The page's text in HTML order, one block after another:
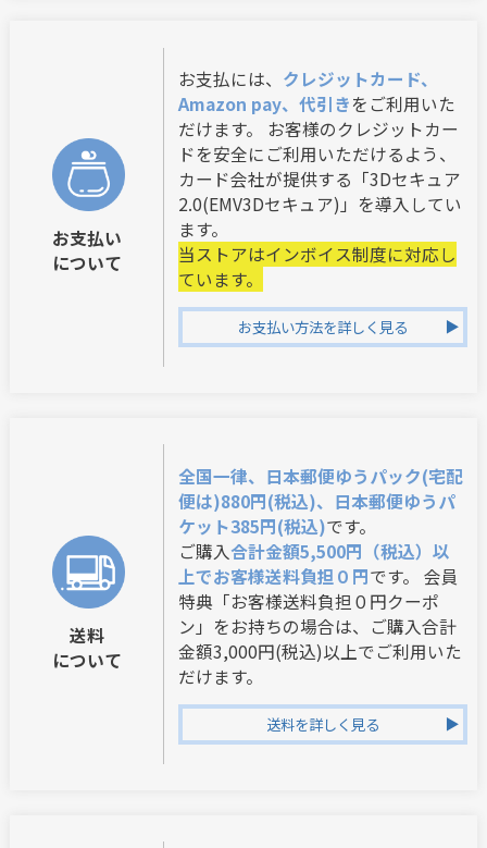
お支払い
について
お支払には、 クレジットカード、
Amazon pay、代引きをご利用いた
だけます。 お客様のクレジットカー
ドを安全にご利用いただけるよう、
カード会社が提供する「3Dセキュア
2.0(EMV3Dセキュア)」を導入してい
ます。
当ストアはインボイス制度に対応し
ています。
お支払い方法を詳しく見る
送料
について
全国一律、日本郵便ゆうパック(宅配
便は)880円(税込)、日本郵便ゆうパ
ケット385円(税込)です。
ご購入合計金額5,500円（税込）以
上でお客様送料負担０円です。 会員
特典「お客様送料負担０円クーポ
ン」をお持ちの場合は、ご購入合計
金額3,000円(税込)以上でご利用いた
だけます。
送料を詳しく見る